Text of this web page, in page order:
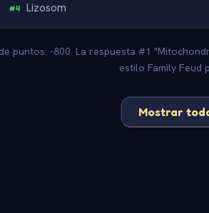
#4 Lizosom
puntos: -800. La respuesta #1
estilo Family Feud
Mostrar